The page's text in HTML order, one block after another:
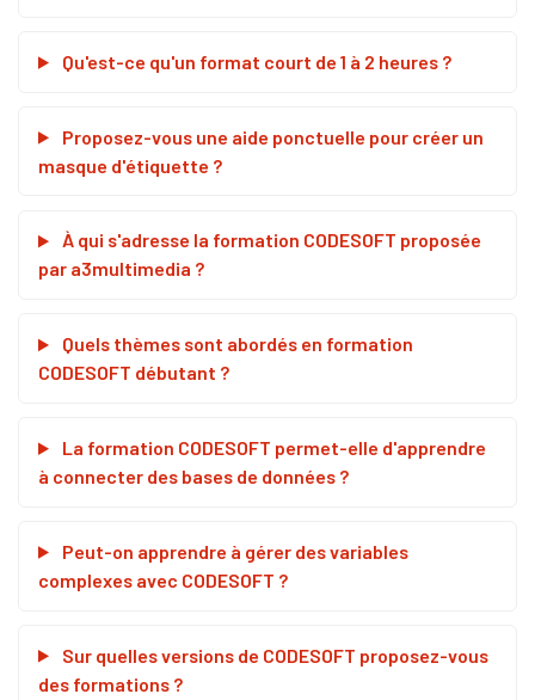
Qu'est-ce qu'un format court de 1 à 2 heures ?
Proposez-vous une aide ponctuelle pour créer un
masque d'étiquette ?
À qui s'adresse la formation CODESOFT proposée
par a3multimedia ?
Quels thèmes sont abordés en formation
CODESOFT débutant ?
La formation CODESOFT permet-elle d'apprendre
à connecter des bases de données ?
Peut-on apprendre à gérer des variables
complexes avec CODESOFT ?
Sur quelles versions de CODESOFT proposez-vous
des formations ?